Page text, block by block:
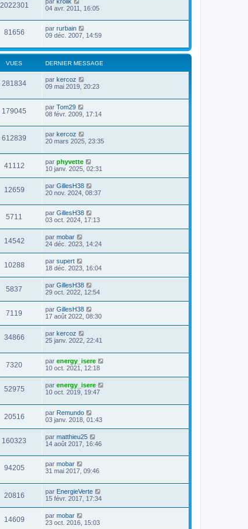
2022301
04 avr. 2011, 16:05
81656 par rurbain
09 déc. 2007, 14:59
VUES DERNIER MESSAGE
281834 par kercoz
09 mai 2019, 20:23
179045 par Tom29
08 févr. 2009, 17:14
612839 par kercoz
20 mars 2025, 23:35
41112 par phyvette
10 janv. 2025, 02:31
12659 par GillesH38
20 nov. 2024, 08:37
5711 par GillesH38
03 oct. 2024, 17:13
14542 par mobar
24 déc. 2023, 14:24
10288 par supert
18 déc. 2023, 16:04
5837 par GillesH38
29 oct. 2022, 12:54
7119 par GillesH38
17 août 2022, 08:30
34866 par kercoz
25 janv. 2022, 22:41
7320 par energy_isere
10 oct. 2021, 12:18
52975 par energy_isere
10 oct. 2019, 19:47
20516 par Remundo
03 janv. 2018, 01:43
160323 par matthieu25
14 août 2017, 16:46
94205 par mobar
31 mai 2017, 09:46
20816 par EnergieVerte
15 févr. 2017, 17:34
14609 par mobar
23 oct. 2016, 15:03